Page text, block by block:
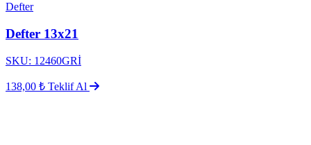
Defter
Defter 13x21
SKU: 12460GRİ
138,00 ₺ Teklif Al